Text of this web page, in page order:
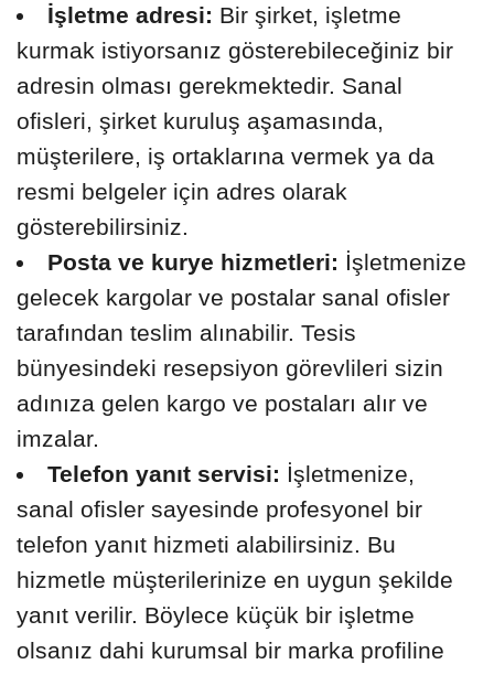
İşletme adresi: Bir şirket, işletme
kurmak istiyorsanız gösterebileceğiniz bir
adresin olması gerekmektedir. Sanal
ofisleri, şirket kuruluş aşamasında,
müşterilere, iş ortaklarına vermek ya da
resmi belgeler için adres olarak
gösterebilirsiniz.
Posta ve kurye hizmetleri: İşletmenize
gelecek kargolar ve postalar sanal ofisler
tarafından teslim alınabilir. Tesis
bünyesindeki resepsiyon görevlileri sizin
adınıza gelen kargo ve postaları alır ve
imzalar.
Telefon yanıt servisi: İşletmenize,
sanal ofisler sayesinde profesyonel bir
telefon yanıt hizmeti alabilirsiniz. Bu
hizmetle müşterilerinize en uygun şekilde
yanıt verilir. Böylece küçük bir işletme
olsanız dahi kurumsal bir marka profiline